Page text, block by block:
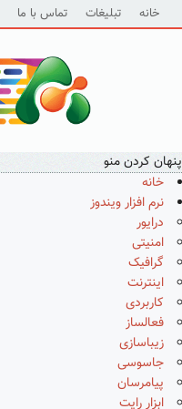
خانه تبلیغات تماس با ما
پنهان کردن منو
خانه
نرم افزار ویندوز
درایور
امنیتی
گرافیک
اینترنت
کاربردی
فعالساز
زیباسازی
جاسوسی
پیامرسان
ابزار رایت